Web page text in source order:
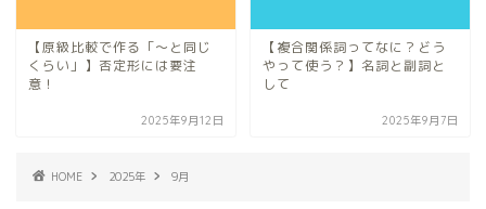
【原級比較で作る「〜と同じ
くらい」】否定形には要注
意！
2025年9月12日
【複合関係詞ってなに？どう
やって使う？】名詞と副詞と
して
2025年9月7日
HOME 2025年 9月